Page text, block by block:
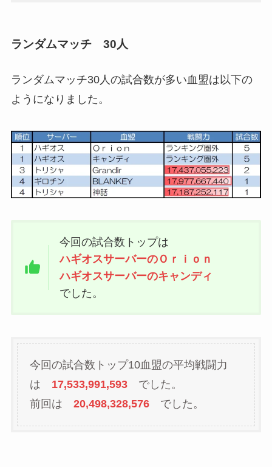
ランダムマッチ 30人
ランダムマッチ30人の試合数が多い血盟は以下の
ようになりました。
今回の試合数トップは
ハギオスサーバーのＯｒｉｏｎ
ハギオスサーバーのキャンディ
でした。
今回の試合数トップ10血盟の平均戦闘力
は 17,533,991,593でした。
前回は 20,498,328,576でした。